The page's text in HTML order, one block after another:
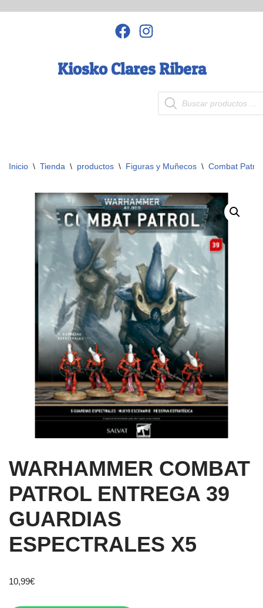
Kiosko Clares Ribera
Inicio \ Tienda \ productos \ Figuras y Muñecos \ Combat Patrol
WARHAMMER COMBAT
PATROL ENTREGA 39
GUARDIAS
ESPECTRALES X5
10,99€